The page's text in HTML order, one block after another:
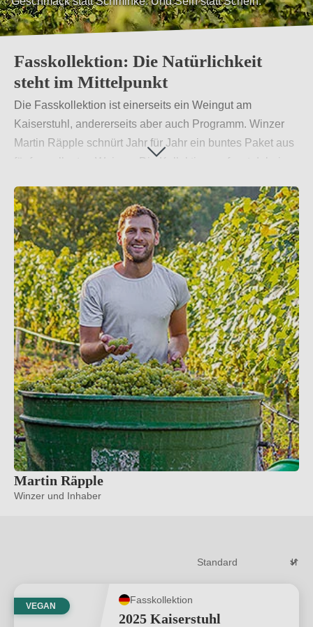
Fasskollektion: Die Natürlichkeit
steht im Mittelpunkt
Die Fasskollektion ist einerseits ein Weingut am
Kaiserstuhl, andererseits aber auch Programm. Winzer
Martin Räpple schnürt Jahr für Jahr ein buntes Paket aus
fünf exzellenten Weinen. Die Kollektion umfasst dabei
und setzt ganz auf einen unverfälschten Geschmack. Es
gilt: Mehr Sein als Schein.Weiterlesen→
Martin Räpple
Winzer und Inhaber
VEGAN
Fasskollektion
2025 Kaiserstuhl